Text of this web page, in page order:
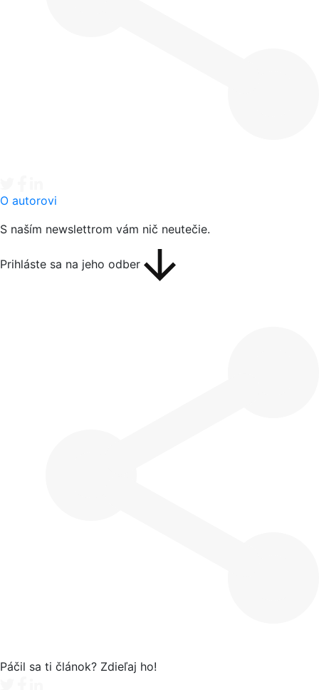
O autorovi
S naším newslettrom vám nič neutečie.
Prihláste sa na jeho odber
Páčil sa ti článok? Zdieľaj ho!